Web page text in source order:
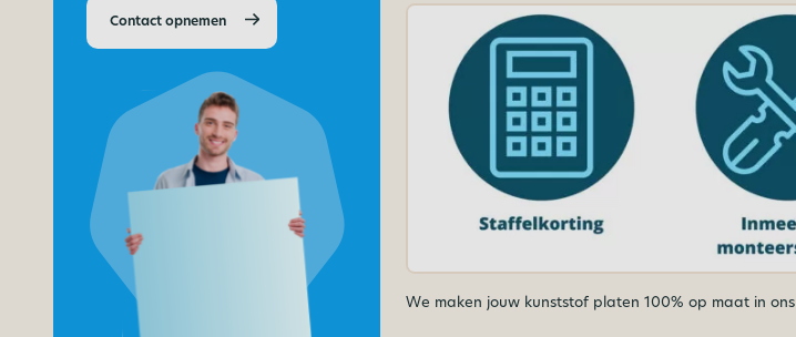
Contact opnemen
We maken jouw kunststof platen 100% op maat in ons